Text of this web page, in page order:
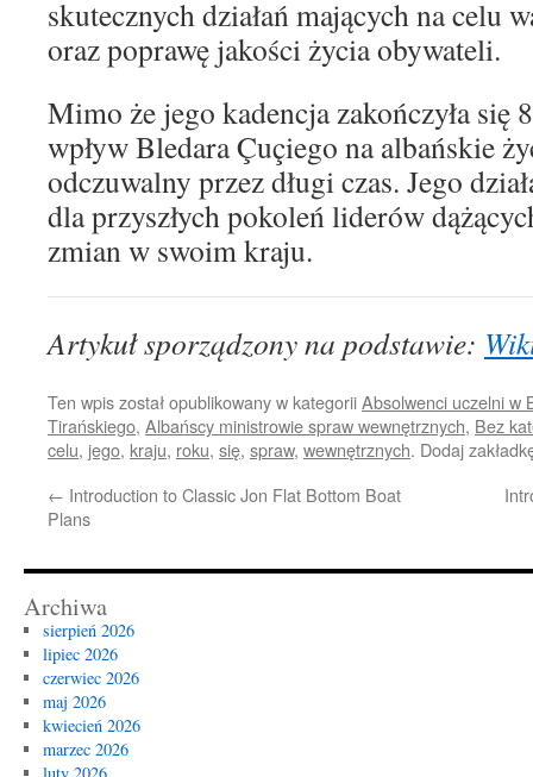
skutecznych działań mających na celu
oraz poprawę jakości życia obywateli.
Mimo że jego kadencja zakończyła się
wpływ Bledara Çuçiego na albańskie
odczuwalny przez długi czas. Jego
dla przyszłych pokoleń liderów
zmian w swoim kraju.
Artykuł sporządzony na podstawie:
Ten wpis został opublikowany w kategoriiAbsolwenci uczelni w
Tirańskiego, Albańscy ministrowie spraw wewnętrznych, Bez
celu, jego, kraju, roku, się, spraw, wewnętrznych. Dodaj
← Introduction to Classic Jon Flat Bottom Boat
Plans
Archiwa
sierpień 2026
lipiec 2026
czerwiec 2026
maj 2026
kwiecień 2026
marzec 2026